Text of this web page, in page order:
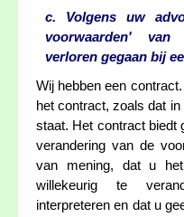
c. Volgens uw
voorwaarden' van
verloren gegaan bij
Wij hebben een
het contract, zoals dat
staat. Het contract biedt
verandering van de
van mening, dat u
willekeurig te
interpreteren en dat u